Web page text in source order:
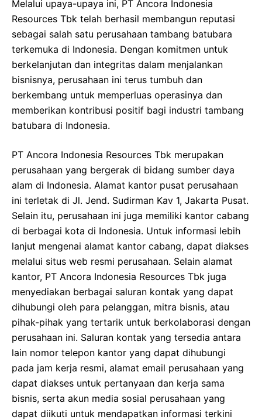
Melalui upaya-upaya ini, PT Ancora Indonesia
Resources Tbk telah berhasil membangun reputasi
sebagai salah satu perusahaan tambang batubara
terkemuka di Indonesia. Dengan komitmen untuk
berkelanjutan dan integritas dalam menjalankan
bisnisnya, perusahaan ini terus tumbuh dan
berkembang untuk memperluas operasinya dan
memberikan kontribusi positif bagi industri tambang
batubara di Indonesia.
PT Ancora Indonesia Resources Tbk merupakan
perusahaan yang bergerak di bidang sumber daya
alam di Indonesia. Alamat kantor pusat perusahaan
ini terletak di Jl. Jend. Sudirman Kav 1, Jakarta Pusat.
Selain itu, perusahaan ini juga memiliki kantor cabang
di berbagai kota di Indonesia. Untuk informasi lebih
lanjut mengenai alamat kantor cabang, dapat diakses
melalui situs web resmi perusahaan. Selain alamat
kantor, PT Ancora Indonesia Resources Tbk juga
menyediakan berbagai saluran kontak yang dapat
dihubungi oleh para pelanggan, mitra bisnis, atau
pihak-pihak yang tertarik untuk berkolaborasi dengan
perusahaan ini. Saluran kontak yang tersedia antara
lain nomor telepon kantor yang dapat dihubungi
pada jam kerja resmi, alamat email perusahaan yang
dapat diakses untuk pertanyaan dan kerja sama
bisnis, serta akun media sosial perusahaan yang
dapat diikuti untuk mendapatkan informasi terkini